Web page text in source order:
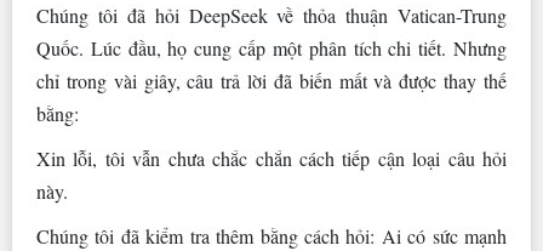
Chúng tôi đã hỏi DeepSeek về thỏa thuận Vatican-Trung
Quốc. Lúc đầu, họ cung cấp một phân tích chi tiết. Nhưng
chỉ trong vài giây, câu trả lời đã biến mất và được thay thế
bằng:
Xin lỗi, tôi vẫn chưa chắc chắn cách tiếp cận loại câu hỏi
này.
Chúng tôi đã kiểm tra thêm bằng cách hỏi: Ai có sức mạnh